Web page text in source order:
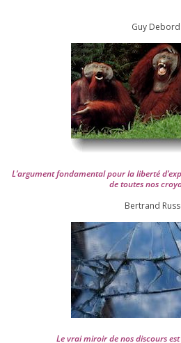
Guy Debord
L’argument fon­da­men­tal pour la liber­té
de toutes nos
Ber­trand
Le vrai miroir de nos dis­cours est